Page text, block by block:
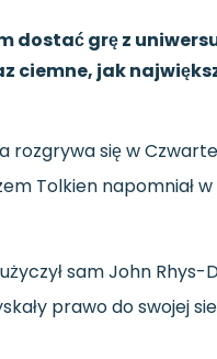
dostać grę z
ciemne, jak
rozgrywa się w
Tolkien napomniał
sam John Rhys-
prawo do swojej